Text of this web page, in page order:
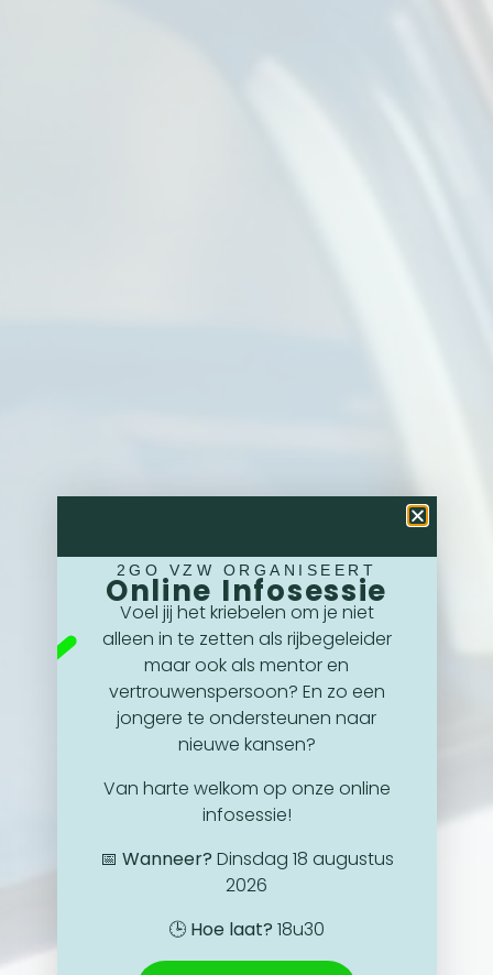
2GO VZW ORGANISEERT
Online Infosessie
Voel jij het kriebelen om je niet
alleen in te zetten als rijbegeleider
maar ook als mentor en
vertrouwenspersoon? En zo een
jongere te ondersteunen naar
nieuwe kansen?
Van harte welkom op onze online
infosessie!
📅 Wanneer? Dinsdag 18 augustus
2026
🕒 Hoe laat? 18u30